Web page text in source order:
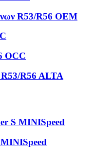
R53/R56 OEM
OCC
R53/R56 ALTA
S MINISpeed